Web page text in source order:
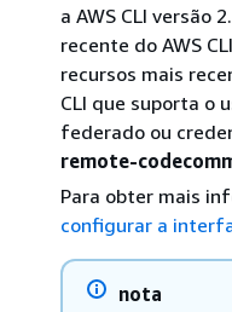
a AWS CLI versão
recente do AWS
recursos mais
CLI que suporta o
federado ou
remote-
Para obter mais
configurar a
nota